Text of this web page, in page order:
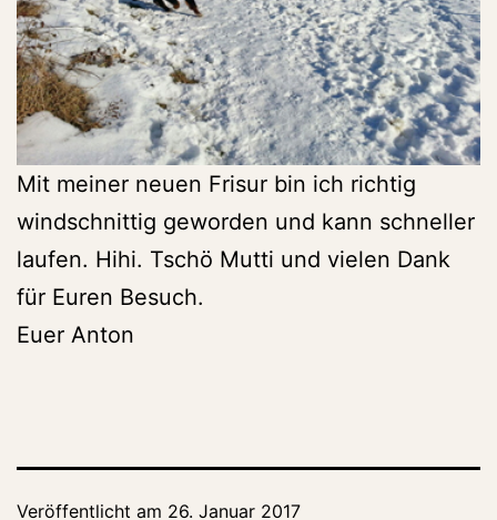
Mit meiner neuen Frisur bin ich richtig
windschnittig geworden und kann schneller
laufen. Hihi. Tschö Mutti und vielen Dank
für Euren Besuch.
Euer Anton
Veröffentlicht am 26. Januar 2017